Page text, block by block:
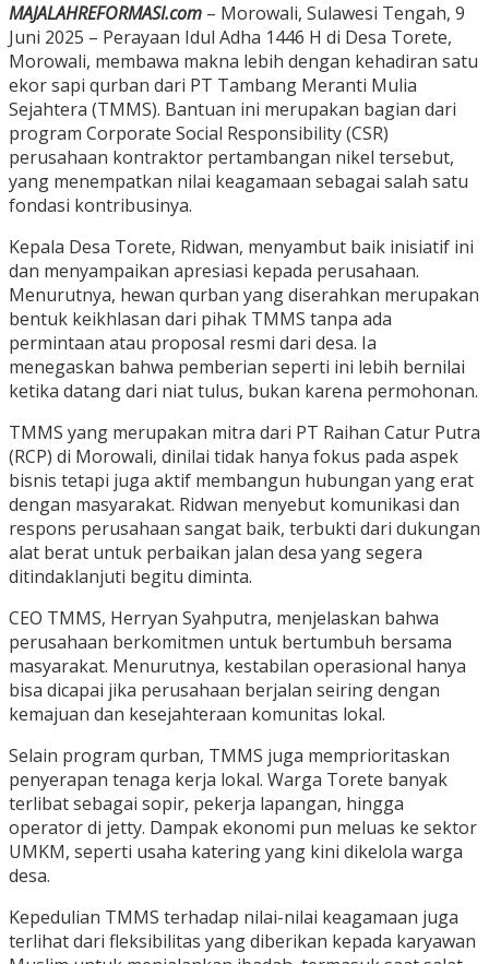
MAJALAHREFORMASI.com – Morowali, Sulawesi Tengah, 9
Juni 2025 – Perayaan Idul Adha 1446 H di Desa Torete,
Morowali, membawa makna lebih dengan kehadiran satu
ekor sapi qurban dari PT Tambang Meranti Mulia
Sejahtera (TMMS). Bantuan ini merupakan bagian dari
program Corporate Social Responsibility (CSR)
perusahaan kontraktor pertambangan nikel tersebut,
yang menempatkan nilai keagamaan sebagai salah satu
fondasi kontribusinya.
Kepala Desa Torete, Ridwan, menyambut baik inisiatif ini
dan menyampaikan apresiasi kepada perusahaan.
Menurutnya, hewan qurban yang diserahkan merupakan
bentuk keikhlasan dari pihak TMMS tanpa ada
permintaan atau proposal resmi dari desa. Ia
menegaskan bahwa pemberian seperti ini lebih bernilai
ketika datang dari niat tulus, bukan karena permohonan.
TMMS yang merupakan mitra dari PT Raihan Catur Putra
(RCP) di Morowali, dinilai tidak hanya fokus pada aspek
bisnis tetapi juga aktif membangun hubungan yang erat
dengan masyarakat. Ridwan menyebut komunikasi dan
respons perusahaan sangat baik, terbukti dari dukungan
alat berat untuk perbaikan jalan desa yang segera
ditindaklanjuti begitu diminta.
CEO TMMS, Herryan Syahputra, menjelaskan bahwa
perusahaan berkomitmen untuk bertumbuh bersama
masyarakat. Menurutnya, kestabilan operasional hanya
bisa dicapai jika perusahaan berjalan seiring dengan
kemajuan dan kesejahteraan komunitas lokal.
Selain program qurban, TMMS juga memprioritaskan
penyerapan tenaga kerja lokal. Warga Torete banyak
terlibat sebagai sopir, pekerja lapangan, hingga
operator di jetty. Dampak ekonomi pun meluas ke sektor
UMKM, seperti usaha katering yang kini dikelola warga
desa.
Kepedulian TMMS terhadap nilai-nilai keagamaan juga
terlihat dari fleksibilitas yang diberikan kepada karyawan